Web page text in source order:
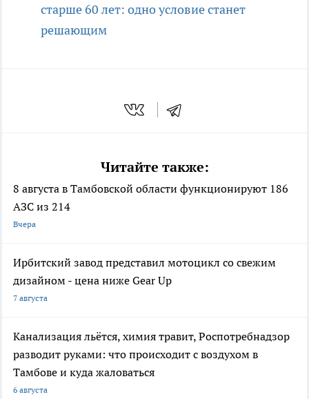
старше 60 лет: одно условие станет
решающим
Читайте также:
8 августа в Тамбовской области функционируют 186
АЗС из 214
Вчера
Ирбитский завод представил мотоцикл со свежим
дизайном - цена ниже Gear Up
7 августа
Канализация льётся, химия травит, Роспотребнадзор
разводит руками: что происходит с воздухом в
Тамбове и куда жаловаться
6 августа